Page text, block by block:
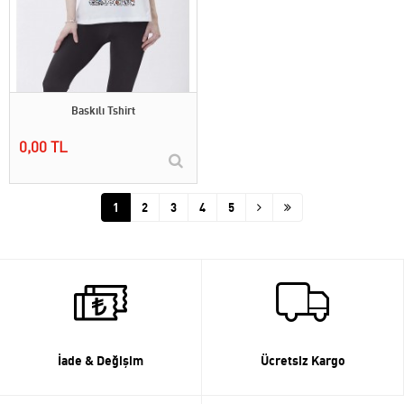
Baskılı Tshirt
0,00 TL
1 2 3 4 5
İade & Değişim Ücretsiz Kargo